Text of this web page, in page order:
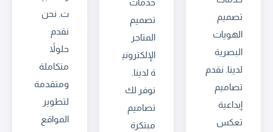
تصميم
الهويات
البصرية
لدينا. نقدم
تصاميم
إبداعية
تعكس
خدمات
تصميم
المتاجر
الإلكتروني
ة لدينا.
نوفر لك
تصاميم
مبتكرة
ت. نحن
نقدم
حلولاً
متكاملة
ومتقدمة
لتطوير
المواقع